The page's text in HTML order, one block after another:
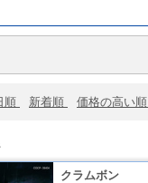
順 新着順 価格の高い順
クラムボン